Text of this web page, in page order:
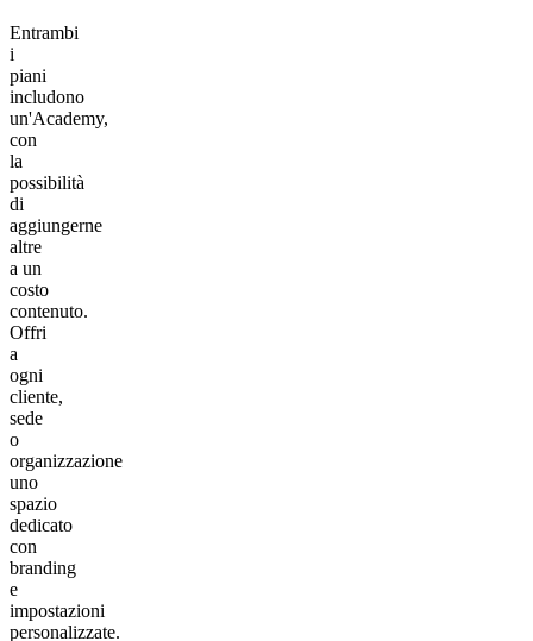
Entrambi
i
piani
includono
un'Academy,
con
la
possibilità
di
aggiungerne
altre
a un
costo
contenuto.
Offri
a
ogni
cliente,
sede
o
organizzazione
uno
spazio
dedicato
con
branding
e
impostazioni
personalizzate.